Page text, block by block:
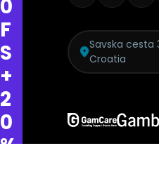
0
F
S
+
2
0
%
Savska cesta
Croatia